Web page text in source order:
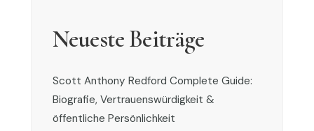
Neueste Beiträge
Scott Anthony Redford Complete Guide:
Biografie, Vertrauenswürdigkeit &
öffentliche Persönlichkeit